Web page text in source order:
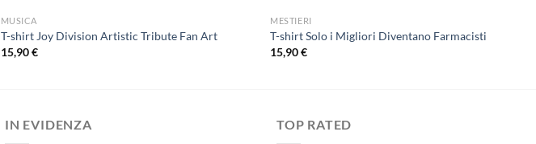
MUSICA
T-shirt Joy Division Artistic Tribute Fan Art
15,90€
MESTIERI
T-shirt Solo i Migliori Diventano Farmacisti
15,90€
IN EVIDENZA TOP RATED